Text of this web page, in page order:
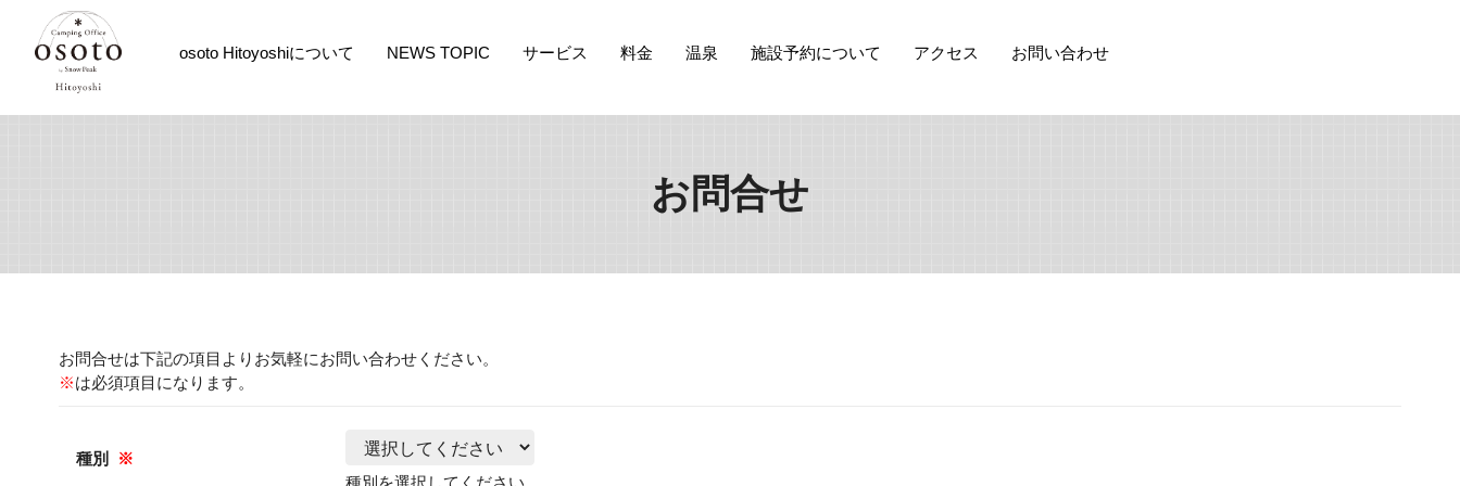
osoto Hitoyoshiについて NEWS TOPIC サービス 料金 温泉 施設予約について アクセス お問い合わせ
お問合せ
お問合せは下記の項目よりお気軽にお問い合わせください。
※は必須項目になります。
種別
※